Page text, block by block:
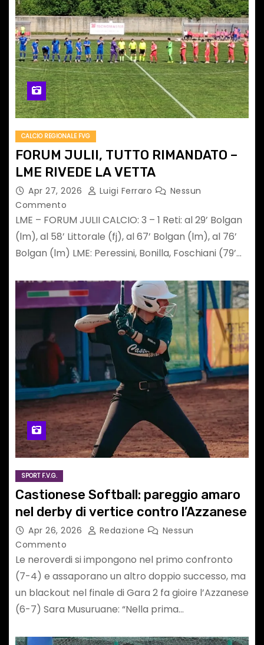
CALCIO REGIONALE FVG
FORUM JULII, TUTTO RIMANDATO –
LME RIVEDE LA VETTA
Apr 27, 2026 Luigi Ferraro
Nessun
Commento
LME – FORUM JULII CALCIO: 3 – 1 Reti: al 29’ Bolgan
(lm), al 58’ Littorale (fj), al 67’ Bolgan (lm), al 76’
Bolgan (lm) LME: Peressini, Bonilla, Foschiani (79’…
SPORT F.V.G.
Castionese Softball: pareggio amaro
nel derby di vertice contro l’Azzanese
Apr 26, 2026 Redazione
Nessun
Commento
Le neroverdi si impongono nel primo confronto
(7-4) e assaporano un altro doppio successo, ma
un blackout nel finale di Gara 2 fa gioire l’Azzanese
(6-7) Sara Musuruane: “Nella prima…